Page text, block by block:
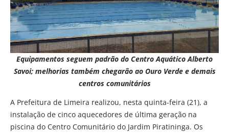
Equipamentos seguem padrão do Centro Aquático Alberto
Savoi; melhorias também chegarão ao Ouro Verde e demais
centros comunitários
A Prefeitura de Limeira realizou, nesta quinta-feira (21), a
instalação de cinco aquecedores de última geração na
piscina do Centro Comunitário do Jardim Piratininga. Os